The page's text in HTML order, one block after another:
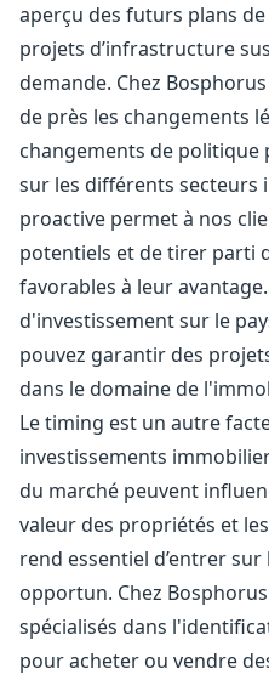
aperçu des futurs plans
projets d’infrastructure
demande. Chez
de près les changements
changements de
sur les différents secteurs
proactive permet à nos
potentiels et de tirer parti
favorables à leur
d'investissement sur le
pouvez garantir des
dans le domaine de
Le timing est un autre
investissements
du marché peuvent
valeur des propriétés et
rend essentiel d’entrer
opportun. Chez
spécialisés dans
pour acheter ou vendre